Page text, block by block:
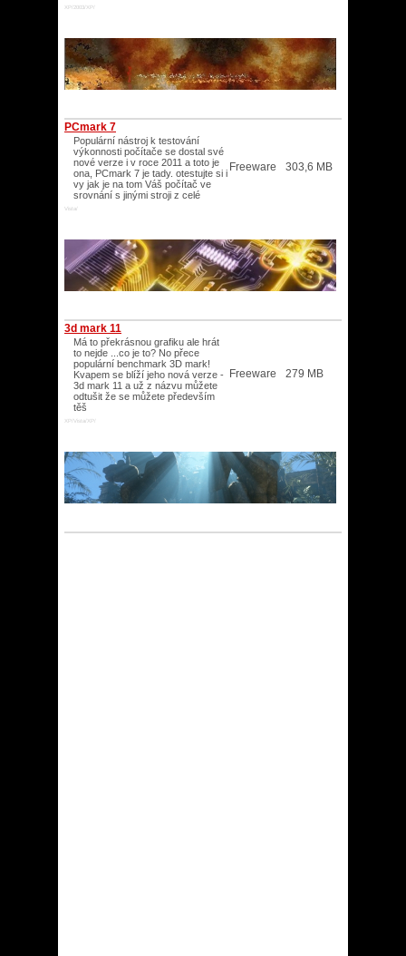
XP/2003/XP/
PCmark 7
Populární nástroj k testování
výkonnosti počítače se dostal své
nové verze i v roce 2011 a toto je
ona, PCmark 7 je tady. otestujte si i
vy jak je na tom Váš počítač ve
srovnání s jinými stroji z celé
Vista/
Freeware 303,6 MB
3d mark 11
Má to překrásnou grafiku ale hrát
to nejde ...co je to? No přece
populární benchmark 3D mark!
Kvapem se blíží jeho nová verze -
3d mark 11 a už z názvu můžete
odtušit že se můžete především
těš
XP/Vista/XP/
Freeware 279 MB